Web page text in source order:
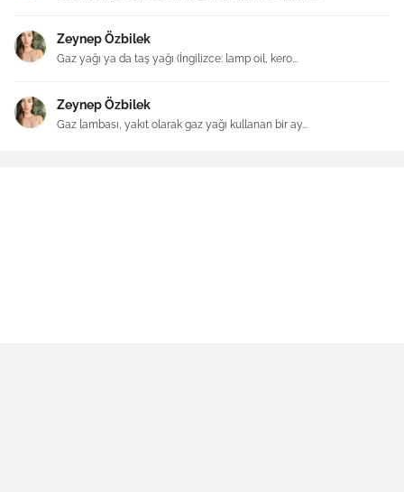
Zeynep Özbilek
Gaz yağı ya da taş yağı (İngilizce: lamp oil, kero...
Zeynep Özbilek
Gaz lambası, yakıt olarak gaz yağı kullanan bir ay...